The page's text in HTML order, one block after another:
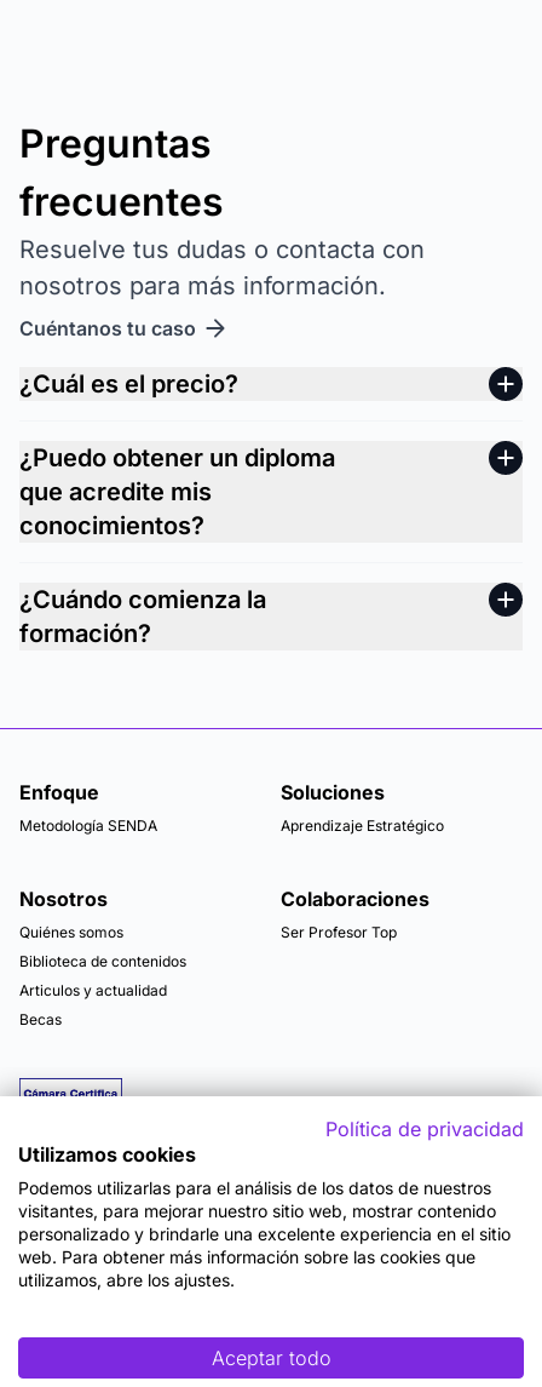
Preguntas
frecuentes
Resuelve tus dudas o contacta con
nosotros para más información.
Cuéntanos tu caso
¿Cuál es el precio?
¿Puedo obtener un diploma
que acredite mis
conocimientos?
¿Cuándo comienza la
formación?
Enfoque
Metodología SENDA
Soluciones
Aprendizaje Estratégico
Nosotros
Quiénes somos
Biblioteca de contenidos
Articulos y actualidad
Becas
Colaboraciones
Ser Profesor Top
Mapa del sitio
Términos y Condiciones de Uso
Accesibilidad
Cookies
Política de privacidad
Utilizamos cookies
Podemos utilizarlas para el análisis de los datos de nuestros
visitantes, para mejorar nuestro sitio web, mostrar contenido
personalizado y brindarle una excelente experiencia en el sitio
web. Para obtener más información sobre las cookies que
utilizamos, abre los ajustes.
Aceptar todo